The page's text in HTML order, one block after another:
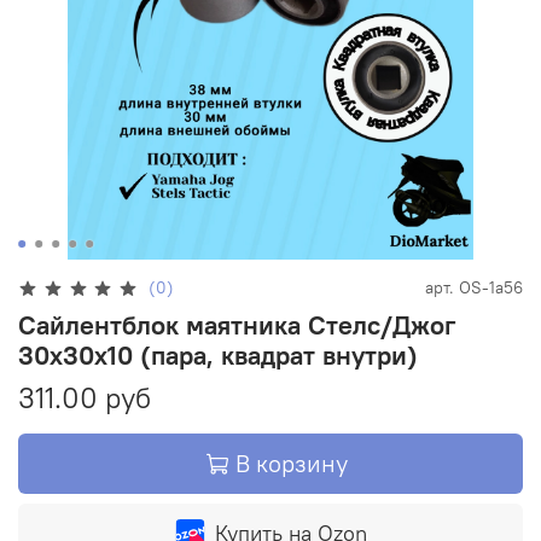
(0) арт. OS-1a56
Сайлентблок маятника Стелс/Джог
30х30х10 (пара, квадрат внутри)
311.00 руб
В корзину
Купить на Ozon